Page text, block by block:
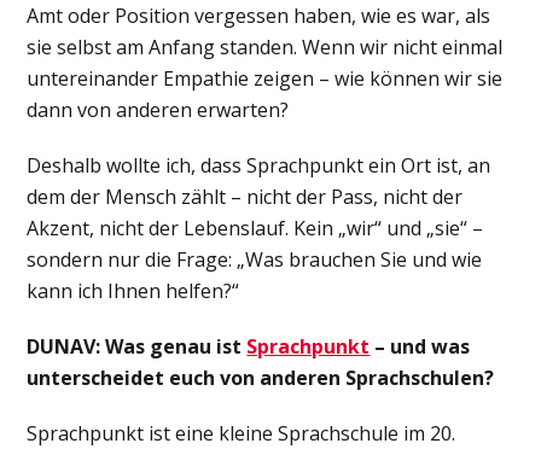
Amt oder Position vergessen haben, wie es war, als
sie selbst am Anfang standen. Wenn wir nicht einmal
untereinander Empathie zeigen – wie können wir sie
dann von anderen erwarten?
Deshalb wollte ich, dass Sprachpunkt ein Ort ist, an
dem der Mensch zählt – nicht der Pass, nicht der
Akzent, nicht der Lebenslauf. Kein „wir“ und „sie“ –
sondern nur die Frage: „Was brauchen Sie und wie
kann ich Ihnen helfen?“
DUNAV: Was genau ist Sprachpunkt – und was
unterscheidet euch von anderen Sprachschulen?
Sprachpunkt ist eine kleine Sprachschule im 20.